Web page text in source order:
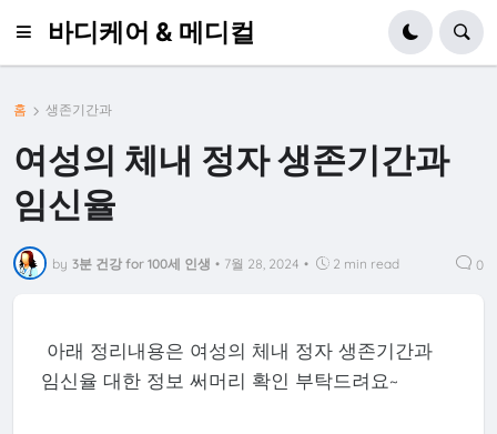
바디케어 & 메디컬
홈 생존기간과
여성의 체내 정자 생존기간과
임신율
by 3분 건강 for 100세 인생 • 7월 28, 2024 • 2 min read 0
아래 정리내용은 여성의 체내 정자 생존기간과
임신율 대한 정보 써머리 확인 부탁드려요~